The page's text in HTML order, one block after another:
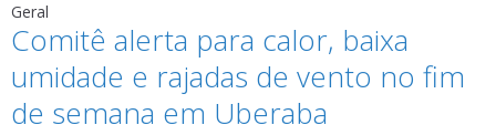
Geral
Comitê alerta para calor, baixa
umidade e rajadas de vento no fim
de semana em Uberaba